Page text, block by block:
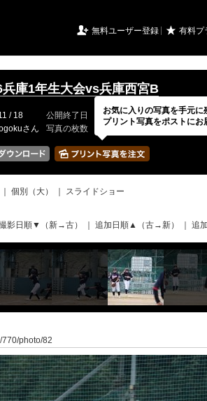
 無料ユーザー登録 ★ 有料プ
庫1年生大会vs兵庫西宮B
/ 18 公開終了日 無期限 イベントの期
さん 写真の枚数 103 / 2000枚
個別（大）
スライドショー
影日順▼（新→古） 追加日順▲（古→新） 追
photo/82
お気に入りの写真を手元に
プリント写真をポストにお